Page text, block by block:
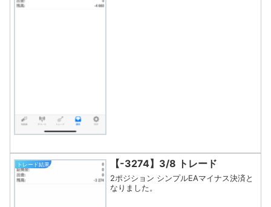
トレード結果 【-3274】3/8 トレード
2ポジション シンプルEAマイナス決済と
なりました。